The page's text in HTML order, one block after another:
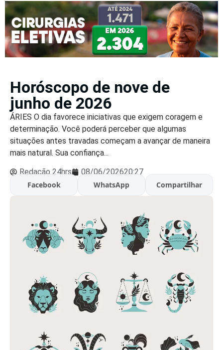
Horóscopo de nove de
junho de 2026
ÁRIES O dia favorece iniciativas que exigem coragem e
determinação. Você poderá perceber que algumas
situações antes travadas começam a avançar de maneira
mais natural. Sua confiança...
Redação 24hrs 08/06/202620:27
Facebook
WhatsApp Compartilhar